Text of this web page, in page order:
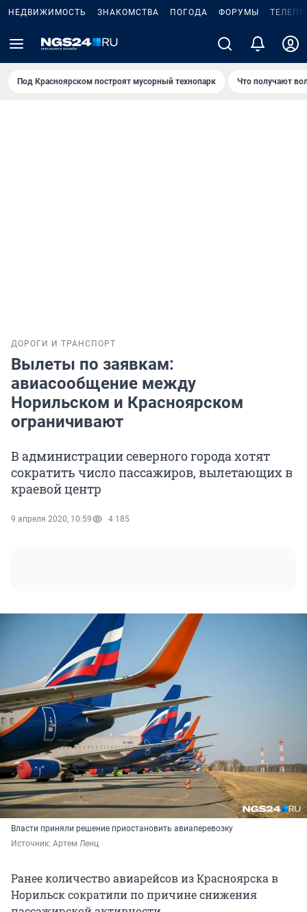
НЕДВИЖИМОСТЬ ЗНАКОМСТВА ПОГОДА ФОРУМЫ
Под Крaсноярском построят мусорный технопарк Что получают
ДОРОГИ И ТРАНСПОРТ
Вылеты по заявкам:
авиасообщение между
Норильском и Красноярском
ограничивают
В администрации северного города хотят
сократить число пассажиров, вылетающих в
краевой центр
9 апреля 2020, 10:59 4 185
Власти приняли решение приостановить авиаперевозку
Источник: Артем Ленц
Ранее количество авиарейсов из Красноярска в
Норильск сократили по причине снижения